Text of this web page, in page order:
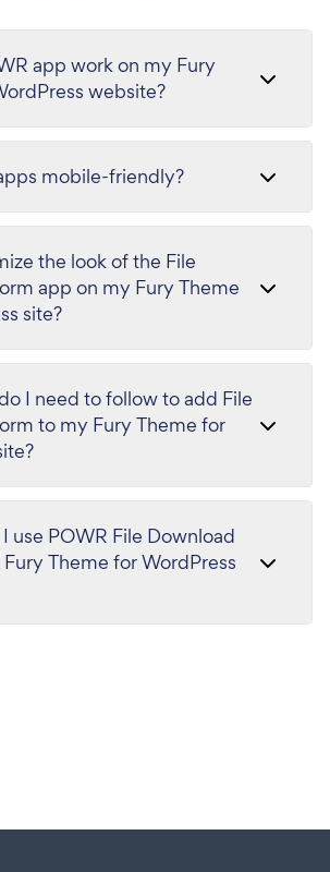
app work on my Fury
website?
mobile-friendly?
the look of the File
app on my Fury Theme
site?
I need to follow to add File
to my Fury Theme for
use POWR File Download
Theme for WordPress